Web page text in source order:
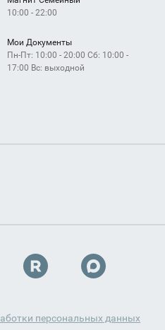
10:00 - 22:00
Мои Документы
Пн-Пт: 10:00 - 20:00 Сб: 10:00 -
17:00 Вс: выходной
персональных данных